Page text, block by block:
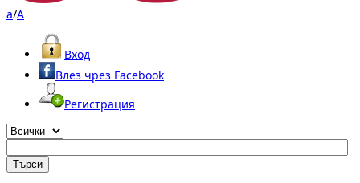
a/A
Вход
Влез чрез Facebook
Регистрация